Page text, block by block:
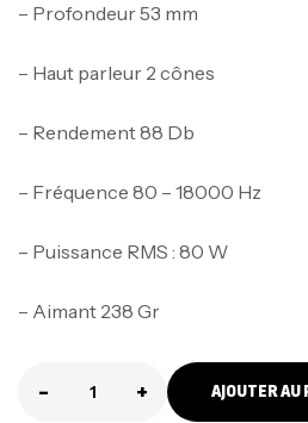
– Profondeur 53 mm
– Haut parleur 2 cônes
– Rendement 88 Db
– Fréquence 80 – 18000 Hz
– Puissance RMS : 80 W
– Aimant 238 Gr
- + AJOUTER AU